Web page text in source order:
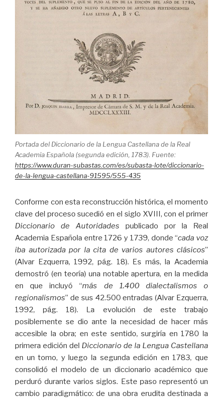
Portada del Diccionario de la Lengua Castellana de la Real
Academia Española (segunda edición, 1783). Fuente:
https://www.duran-subastas.com/es/subasta-lote/diccionario-
de-la-lengua-castellana-91595/555-435
Conforme con esta reconstrucción histórica, el momento
clave del proceso sucedió en el siglo XVIII, con el primer
Diccionario de Autoridades publicado por la Real
Academia Española entre 1726 y 1739, donde “cada voz
iba autorizada por la cita de varios autores clásicos”
(Alvar Ezquerra, 1992, pág. 18). Es más, la Academia
demostró (en teoría) una notable apertura, en la medida
en que incluyó “más de 1.400 dialectalismos o
regionalismos” de sus 42.500 entradas (Alvar Ezquerra,
1992, pág. 18). La evolución de este trabajo
posiblemente se dio ante la necesidad de hacer más
accesible la obra; en este sentido, surgiría en 1780 la
primera edición del Diccionario de la Lengua Castellana
en un tomo, y luego la segunda edición en 1783, que
consolidó el modelo de un diccionario académico que
perduró durante varios siglos. Este paso representó un
cambio paradigmático: de una obra erudita destinada a